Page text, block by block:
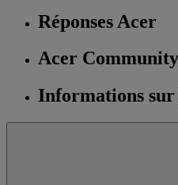
Réponses Acer
Acer Community
Informations